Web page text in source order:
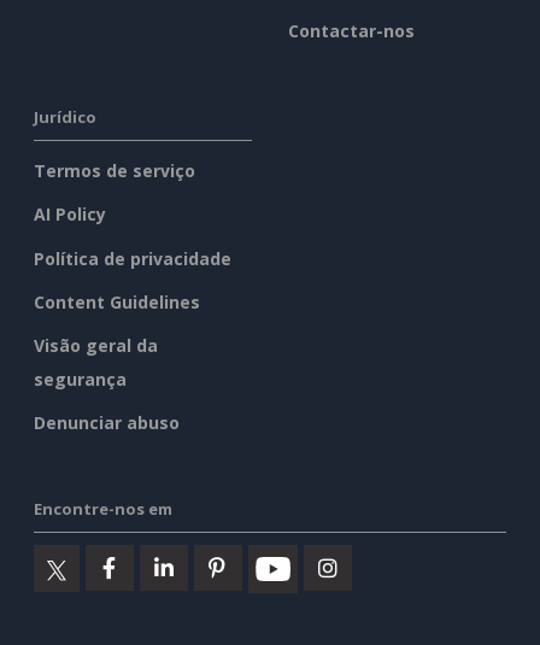
Contactar-nos
Jurídico
Termos de serviço
AI Policy
Política de privacidade
Content Guidelines
Visão geral da
segurança
Denunciar abuso
Encontre-nos em